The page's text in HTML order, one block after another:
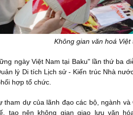
Không gian văn hoá Việt
ngày Việt Nam tại Baku" lần thứ ba
lý Di tích Lịch sử - Kiến trúc Nhà
hợp tổ chức.
tham dự của lãnh đạo các bộ, ngành
tạo nên không gian giao lưu văn